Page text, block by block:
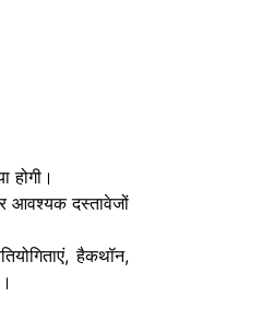
आवश्यक दस्तावेजों
हैकथॉन,